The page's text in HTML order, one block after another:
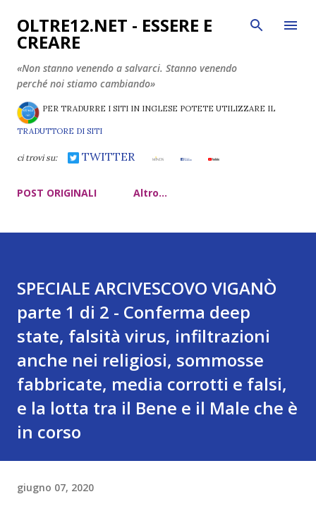
Passa ai contenuti principali
OLTRE12.NET - ESSERE E
CREARE
«Non stanno venendo a salvarci. Stanno venendo
perché noi stiamo cambiando»
PER TRADURRE I SITI IN INGLESE POTETE UTILIZZARE IL
TRADUTTORE DI SITI
ci trovi su: TWITTER
POST ORIGINALI Altro…
SPECIALE ARCIVESCOVO VIGANÒ
parte 1 di 2 - Conferma deep
state, falsità virus, infiltrazioni
anche nei religiosi, sommosse
fabbricate, media corrotti e falsi,
e la lotta tra il Bene e il Male che è
in corso
giugno 07, 2020